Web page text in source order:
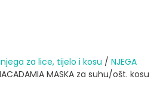
za lice, tijelo i kosu / NJEGA
MASKA za suhu/ošt. kosu